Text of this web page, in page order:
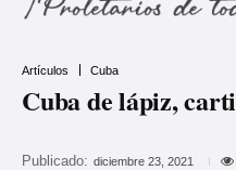
Artículos Cuba
Cuba de lápiz,
Publicado: diciembre 23, 2021